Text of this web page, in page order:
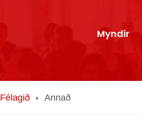
Myndir
Félagið Annað